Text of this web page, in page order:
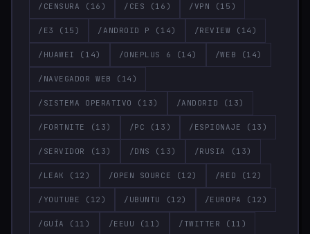
/CENSURA (16) /CES (16) /VPN (15)
/E3 (15) /ANDROID P (14) /REVIEW (14)
/HUAWEI (14) /ONEPLUS 6 (14) /WEB (14)
/NAVEGADOR WEB (14)
/SISTEMA OPERATIVO (13) /ANDORID (13)
/FORTNITE (13) /PC (13) /ESPIONAJE (13)
/SERVIDOR (13) /DNS (13) /RUSIA (13)
/LEAK (12) /OPEN SOURCE (12) /RED (12)
/YOUTUBE (12) /UBUNTU (12) /EUROPA (12)
/GUÍA (11) /EEUU (11) /TWITTER (11)